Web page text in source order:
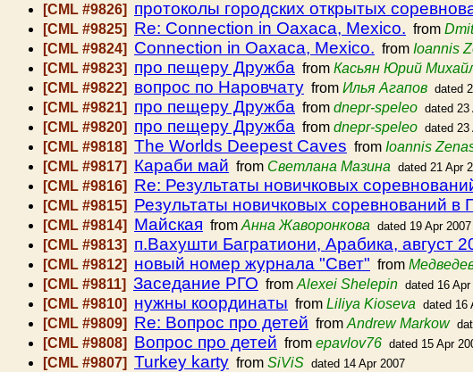
[CML #9826] протоколы городских открытых
[CML #9825] Re: Connection in Oaxaca, Mexico. from
[CML #9824] Connection in Oaxaca, Mexico. from Ioannis
[CML #9823] про пещеру Дружба from Касьян Юрий
[CML #9822] вопрос по Наровчату from Илья Агапов dated
[CML #9821] про пещеру Дружба from dnepr-speleo dated 23
[CML #9820] про пещеру Дружба from dnepr-speleo dated 23
[CML #9818] The Worlds Deepest Caves from Ioannis
[CML #9817] Караби май from Светлана Мазина dated 21 Apr
[CML #9816] Re: Результаты новичковых
[CML #9815] Результаты новичковых соревнований в
[CML #9814] Майская from Анна Жаворонкова dated 19 Apr 2007
[CML #9813] п.Вахушти Багратиони, Арабика, август
[CML #9812] новый номер журнала "Свет" from
[CML #9811] Заседание РГО from Alexei Shelepin dated 16 Apr
[CML #9810] нужны координаты from Liliya Kioseva dated 16
[CML #9809] Re: Вопрос про детей from Andrew Markow
[CML #9808] Вопрос про детей from epavlov76 dated 15 Apr
[CML #9807] Turkey karty from SiViS dated 14 Apr 2007